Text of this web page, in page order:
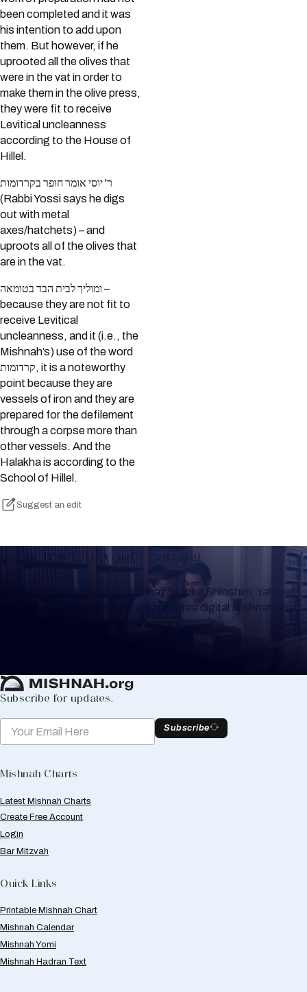
been completed and it was
his intention to add upon
them. But however, if he
uprooted all the olives that
were in the vat in order to
make them in the olive press,
they were fit to receive
Levitical uncleanness
according to the House of
Hillel.
ר' יוסי אומר חופר בקרדומות
(Rabbi Yossi says he digs
out with metal
axes/hatchets) – and
uproots all of the olives that
are in the vat.
ומוליך לבית הבד בטומאה –
because they are not fit to
receive Levitical
uncleanness, and it (i.e., the
Mishnah’s) use of the word
קרדומות, it is a noteworthy
point because they are
vessels of iron and they are
prepared for the defilement
through a corpse more than
other vessels. And the
Halakha is according to the
School of Hillel.
Suggest an edit
Keep Track of your Learning
Whether you are learning Mishnayos for a Shloshim, Yahrzeit
or for your own knowledge, create a free digital Mishnah chart
to help you keep track of your learning.
Subscribe for updates.
Subscribe
Mishnah Charts
Latest Mishnah Charts
Create Free Account
Login
Bar Mitzvah
Quick Links
Printable Mishnah Chart
Mishnah Calendar
Mishnah Yomi
Mishnah Hadran Text